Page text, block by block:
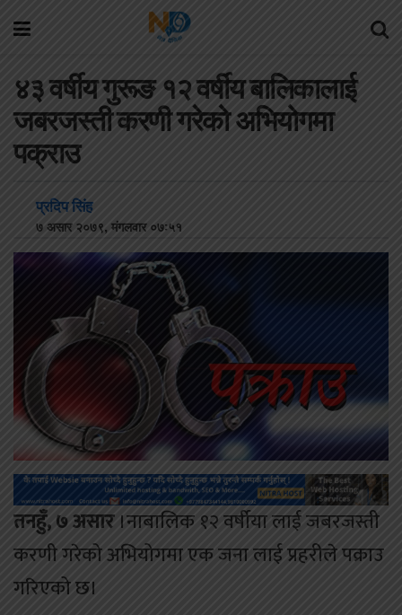
४३ वर्षीय गुरूङ १२ वर्षीय बालिकालाई
जबरजस्ती करणी गरेको अभियोगमा
पक्राउ
प्रदिप सिंह
७ असार २०७९, मंगलवार ०७:५१
तनहुँ, ७ असार।नाबालिक १२ वर्षीया लाई जबरजस्ती
करणी गरेको अभियोगमा एक जना लाई प्रहरीले पक्राउ
गरिएको छ।